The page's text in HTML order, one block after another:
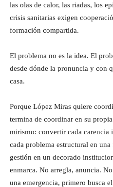
las olas de calor, las riadas, los
crisis sanitarias exigen
formación compartida.
El problema no es la idea. El
desde dónde la pronuncia y con
casa.
Porque López Miras quiere
termina de coordinar en su
mirismo: convertir cada carencia
cada problema estructural en
gestión en un decorado
enmarca. No arregla, anuncia.
una emergencia, primero busca